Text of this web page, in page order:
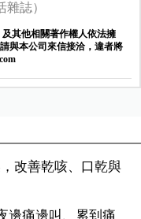
雜誌）
其他相關著作權人依法擁
與本公司來信接洽，違者將
改善乾咳、口乾與
邊痛邊叫、累到痛